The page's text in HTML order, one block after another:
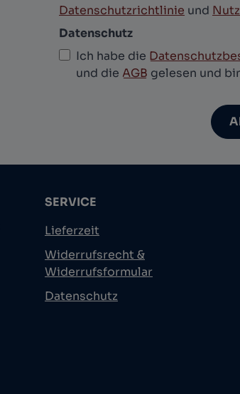
Datenschutzrichtlinie und
Datenschutz
Ich habe die
und die AGB gelesen und
SERVICE
Lieferzeit
Widerrufsrecht &
Widerrufsformular
Datenschutz